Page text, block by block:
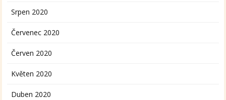
Srpen 2020
Červenec 2020
Červen 2020
Květen 2020
Duben 2020